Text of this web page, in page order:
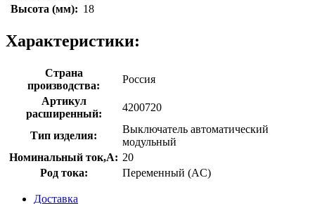
Высота (мм): 18
Характеристики:
Страна
производства:
Россия
Артикул
расширенный:
4200720
Тип изделия:
Выключатель автоматический
модульный
Номинальный ток,А: 20
Род тока:
Переменный (AC)
Доставка